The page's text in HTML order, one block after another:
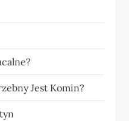
Jest Komin?